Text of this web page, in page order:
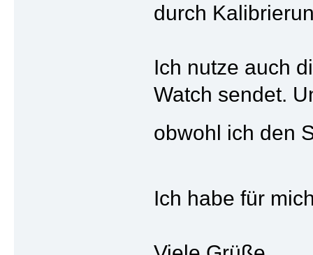
durch
Ich nutze auch
Watch sendet.
obwohl ich den
Ich habe für